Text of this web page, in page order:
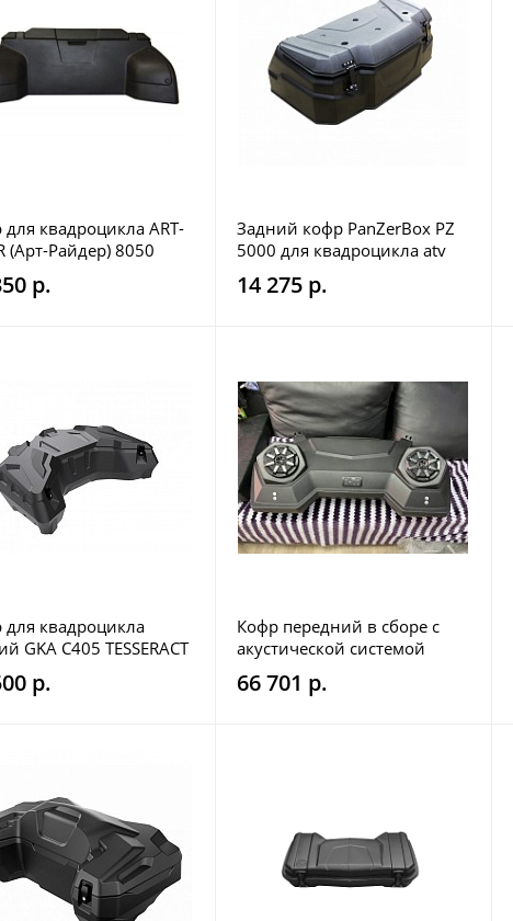
квадроцикла ART-
(Арт-Райдер) 8050
р.
Задний кофр PanZerBox PZ
5000 для квадроцикла atv
14 275 р.
для квадроцикла
GKA C405 TESSERACT
р.
Кофр передний в сборе с
акустической системой
PZ1000 PanZerBox
66 701 р.